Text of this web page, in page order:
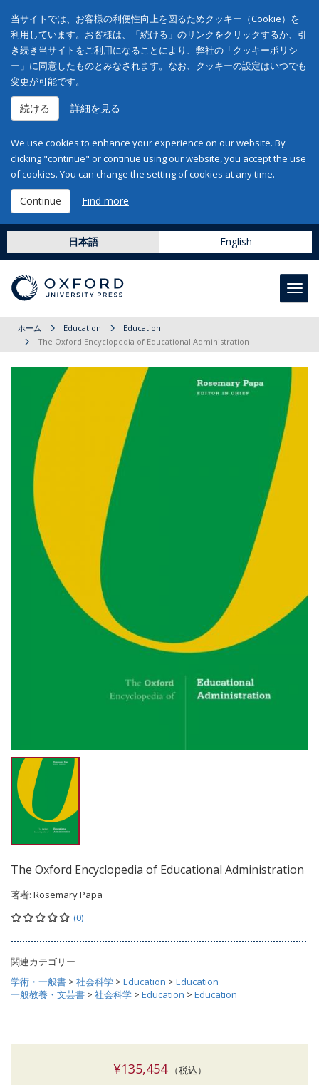
当サイトでは、お客様の利便性向上を図るためクッキー（Cookie）を
利用しています。お客様は、「続ける」のリンクをクリックするか、引
き続き当サイトをご利用になることにより、弊社の「クッキーポリシ
ー」に同意したものとみなされます。なお、クッキーの設定はいつでも
変更が可能です。
続ける 詳細を見る
We use cookies to enhance your experience on our website. By
clicking "continue" or continue using our website, you accept the use
of cookies. You can change the setting of cookies at any time.
Continue Find more
日本語 English
ホーム Education
Education
The Oxford Encyclopedia of Educational Administration
The Oxford Encyclopedia of Educational Administration
著者: Rosemary Papa
(0)
関連カテゴリー
学術・一般書 > 社会科学 > Education > Education
一般教養・文芸書 > 社会科学 > Education > Education
¥135,454（税込）